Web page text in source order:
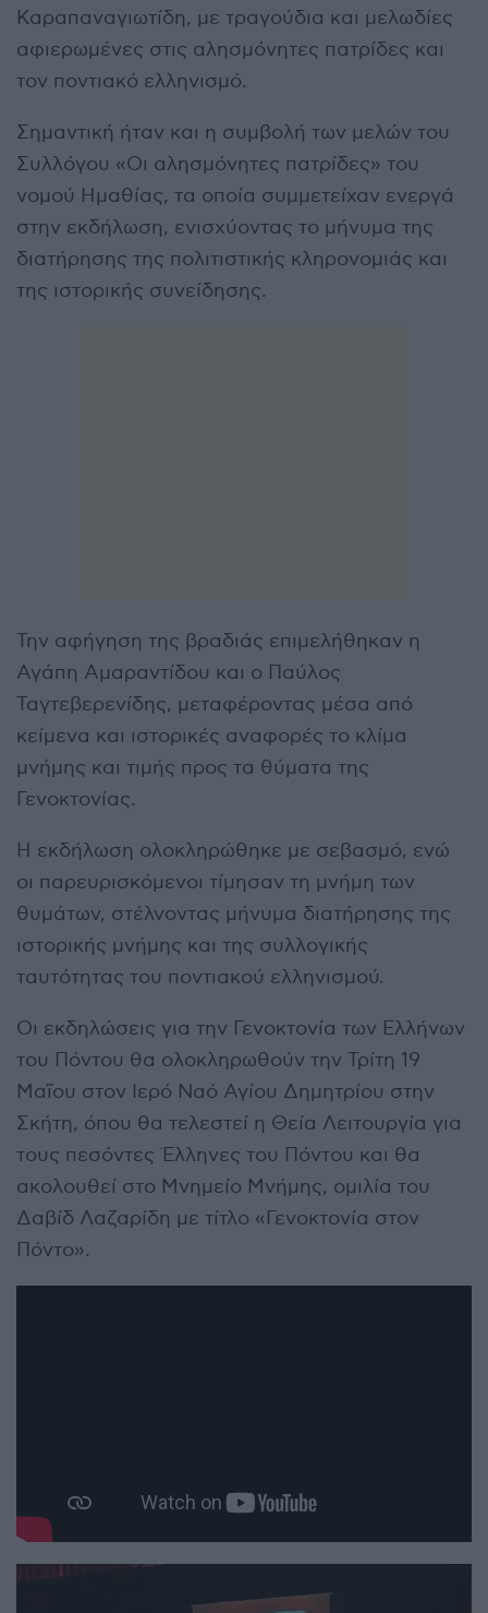
Καραπαναγιωτίδη, με τραγούδια και μελωδίες
αφιερωμένες στις αλησμόνητες πατρίδες και
τον ποντιακό ελληνισμό.
Σημαντική ήταν και η συμβολή των μελών του
Συλλόγου «Οι αλησμόνητες πατρίδες» του
νομού Ημαθίας, τα οποία συμμετείχαν ενεργά
στην εκδήλωση, ενισχύοντας το μήνυμα της
διατήρησης της πολιτιστικής κληρονομιάς και
της ιστορικής συνείδησης.
Την αφήγηση της βραδιάς επιμελήθηκαν η
Αγάπη Αμαραντίδου και ο Παύλος
Ταγτεβερενίδης, μεταφέροντας μέσα από
κείμενα και ιστορικές αναφορές το κλίμα
μνήμης και τιμής προς τα θύματα της
Γενοκτονίας.
Η εκδήλωση ολοκληρώθηκε με σεβασμό, ενώ
οι παρευρισκόμενοι τίμησαν τη μνήμη των
θυμάτων, στέλνοντας μήνυμα διατήρησης της
ιστορικής μνήμης και της συλλογικής
ταυτότητας του ποντιακού ελληνισμού.
Οι εκδηλώσεις για την Γενοκτονία των Ελλήνων
του Πόντου θα ολοκληρωθούν την Τρίτη 19
Μαΐου στον Ιερό Ναό Αγίου Δημητρίου στην
Σκήτη, όπου θα τελεστεί η Θεία Λειτουργία για
τους πεσόντες Έλληνες του Πόντου και θα
ακολουθεί στο Μνημείο Μνήμης, ομιλία του
Δαβίδ Λαζαρίδη με τίτλο «Γενοκτονία στον
Πόντο».